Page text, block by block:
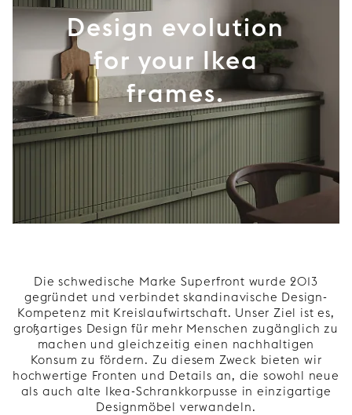
Design evolution
for your Ikea
frames.
Die schwedische Marke Superfront wurde 2013
gegründet und verbindet skandinavische Design-
Kompetenz mit Kreislaufwirtschaft. Unser Ziel ist es,
großartiges Design für mehr Menschen zugänglich zu
machen und gleichzeitig einen nachhaltigen
Konsum zu fördern. Zu diesem Zweck bieten wir
hochwertige Fronten und Details an, die sowohl neue
als auch alte Ikea-Schrankkorpusse in einzigartige
Designmöbel verwandeln.